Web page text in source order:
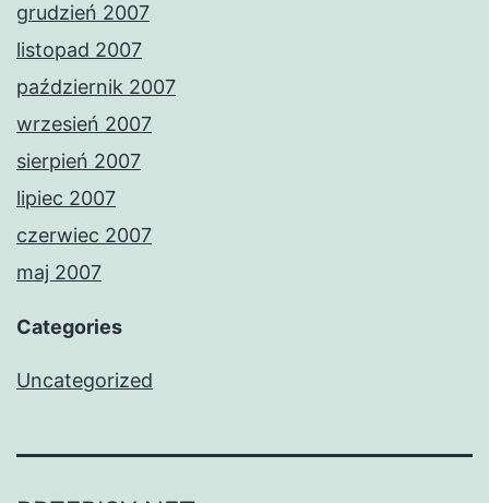
grudzień 2007
listopad 2007
październik 2007
wrzesień 2007
sierpień 2007
lipiec 2007
czerwiec 2007
maj 2007
Categories
Uncategorized